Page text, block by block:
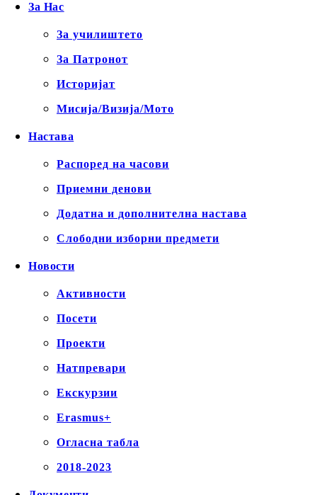
За Нас
За училиштето
За Патронот
Историјат
Мисија/Визија/Мото
Настава
Распоред на часови
Приемни денови
Додатна и дополнителна настава
Слободни изборни предмети
Новости
Активности
Посети
Проекти
Натпревари
Екскурзии
Erasmus+
Огласна табла
2018-2023